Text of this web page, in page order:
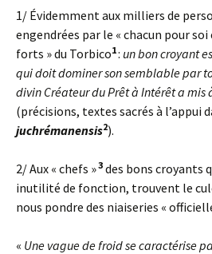
1/ Évidemment aux milliers de
engendrées par le « chacun pour
forts » du Torbico1: un bon croyant
qui doit dominer son semblable par
divin Créateur du Prêt à Intérêt a mis
(précisions, textes sacrés à l’appui
juchrémanensis2).
2/ Aux « chefs »3 des bons croyants
inutilité de fonction, trouvent le
nous pondre des niaiseries «
« Une vague de froid se caractérise